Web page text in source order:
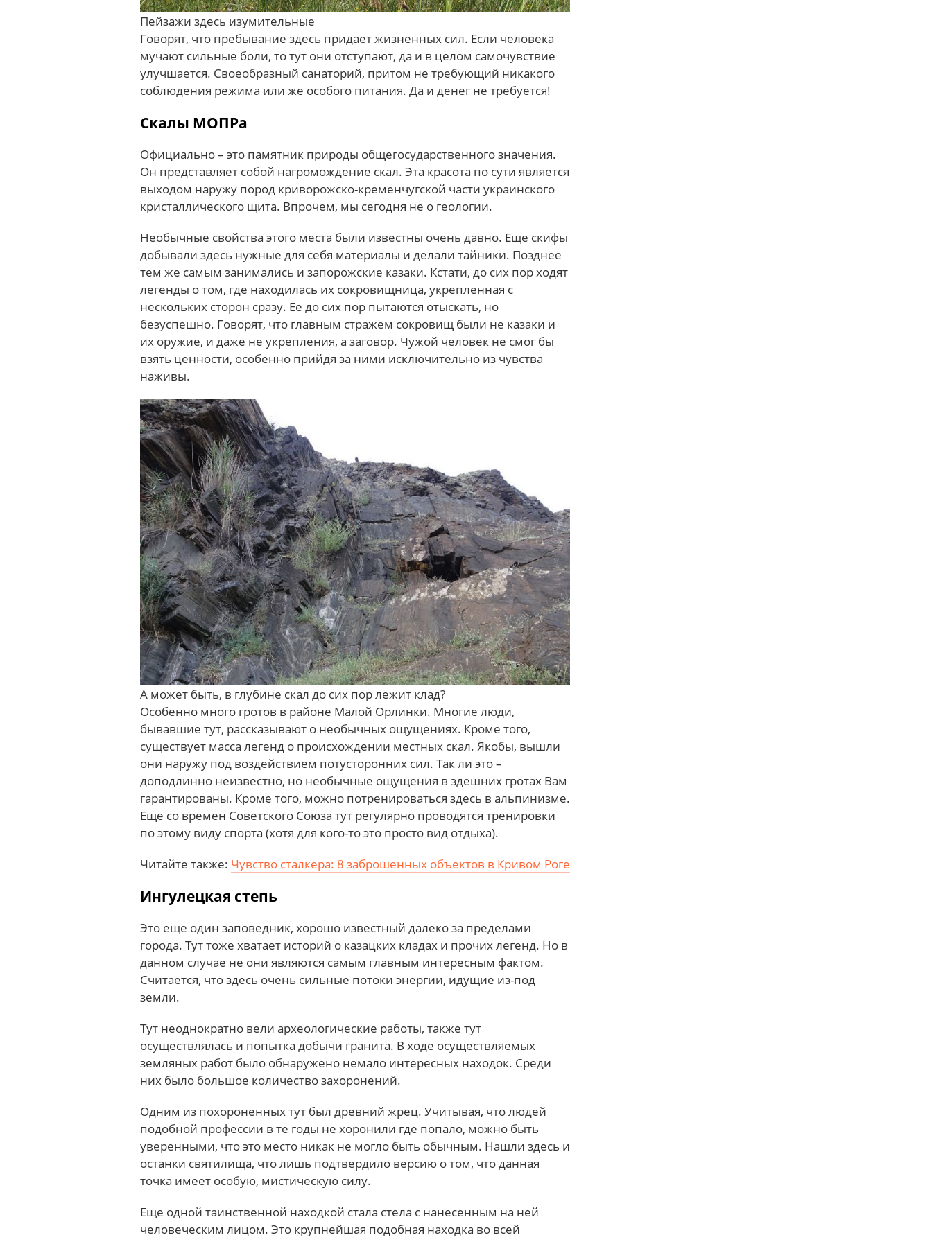
Пейзажи здесь изумительные
Говорят, что пребывание здесь придает жизненных сил. Если человека
мучают сильные боли, то тут они отступают, да и в целом самочувствие
улучшается. Своеобразный санаторий, притом не требующий никакого
соблюдения режима или же особого питания. Да и денег не требуется!
Скалы МОПРа
Официально – это памятник природы общегосударственного значения.
Он представляет собой нагромождение скал. Эта красота по сути является
выходом наружу пород криворожско-кременчугской части украинского
кристаллического щита. Впрочем, мы сегодня не о геологии.
Необычные свойства этого места были известны очень давно. Еще скифы
добывали здесь нужные для себя материалы и делали тайники. Позднее
тем же самым занимались и запорожские казаки. Кстати, до сих пор ходят
легенды о том, где находилась их сокровищница, укрепленная с
нескольких сторон сразу. Ее до сих пор пытаются отыскать, но
безуспешно. Говорят, что главным стражем сокровищ были не казаки и
их оружие, и даже не укрепления, а заговор. Чужой человек не смог бы
взять ценности, особенно прийдя за ними исключительно из чувства
наживы.
А может быть, в глубине скал до сих пор лежит клад?
Особенно много гротов в районе Малой Орлинки. Многие люди,
бывавшие тут, рассказывают о необычных ощущениях. Кроме того,
существует масса легенд о происхождении местных скал. Якобы, вышли
они наружу под воздействием потусторонних сил. Так ли это –
доподлинно неизвестно, но необычные ощущения в здешних гротах Вам
гарантированы. Кроме того, можно потренироваться здесь в альпинизме.
Еще со времен Советского Союза тут регулярно проводятся тренировки
по этому виду спорта (хотя для кого-то это просто вид отдыха).
Читайте также: Чувство сталкера: 8 заброшенных объектов в Кривом Роге
Ингулецкая степь
Это еще один заповедник, хорошо известный далеко за пределами
города. Тут тоже хватает историй о казацких кладах и прочих легенд. Но в
данном случае не они являются самым главным интересным фактом.
Считается, что здесь очень сильные потоки энергии, идущие из-под
земли.
Тут неоднократно вели археологические работы, также тут
осуществлялась и попытка добычи гранита. В ходе осуществляемых
земляных работ было обнаружено немало интересных находок. Среди
них было большое количество захоронений.
Одним из похороненных тут был древний жрец. Учитывая, что людей
подобной профессии в те годы не хоронили где попало, можно быть
уверенными, что это место никак не могло быть обычным. Нашли здесь и
останки святилища, что лишь подтвердило версию о том, что данная
точка имеет особую, мистическую силу.
Еще одной таинственной находкой стала стела с нанесенным на ней
человеческим лицом. Это крупнейшая подобная находка во всей